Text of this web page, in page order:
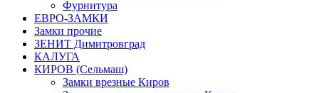
Фурнитура
ЕВРО-ЗАМКИ
Замки прочие
ЗЕНИТ Димитровград
КАЛУГА
КИРОВ (Сельмаш)
Замки врезные Киров